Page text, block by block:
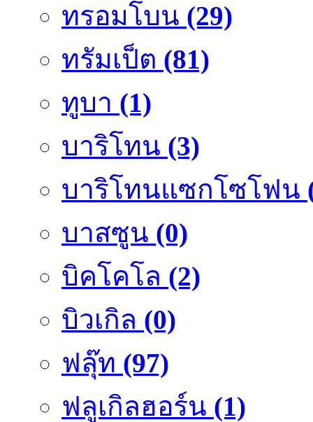
ทรอมโบน (29)
ทรัมเป็ต (81)
ทูบา (1)
บาริโทน (3)
บาริโทนแซกโซโฟน
บาสซูน (0)
บิคโคโล (2)
บิวเกิล (0)
ฟลุ๊ท (97)
ฟลูเกิลฮอร์น (1)